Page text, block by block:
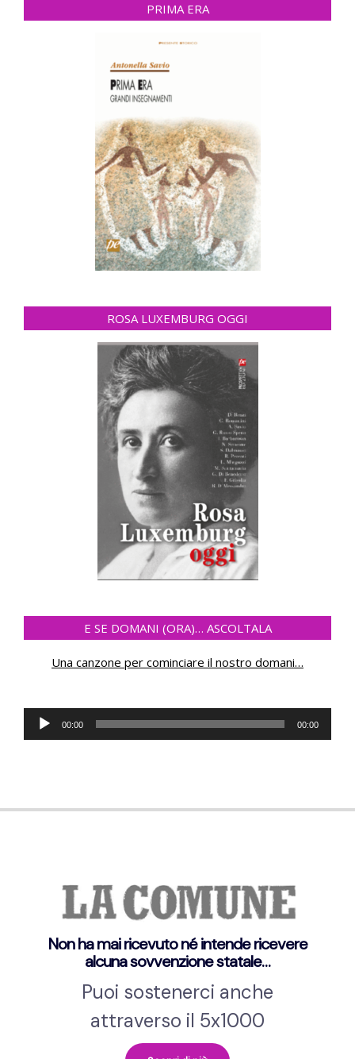
PRIMA ERA
ROSA LUXEMBURG OGGI
E SE DOMANI (ORA)… ASCOLTALA
Una canzone per cominciare il nostro domani…
Lecteur
audio
00:00 00:00
Non ha mai ricevuto né intende ricevere
alcuna sovvenzione statale…
Puoi sostenerci anche
attraverso il 5x1000